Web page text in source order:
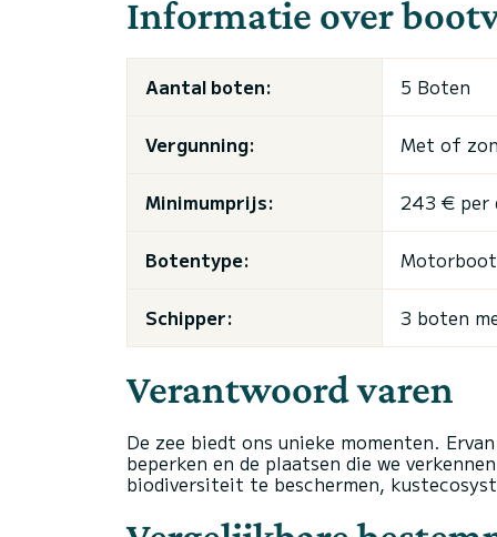
Informatie over
Aantal boten: 5 Boten
Vergunning: Met of
Minimumprijs: 243 € per
Botentype:
Schipper: 3 boten
Verantwoord varen
De zee biedt ons unieke momenten.
beperken en de plaatsen die we
biodiversiteit te beschermen,